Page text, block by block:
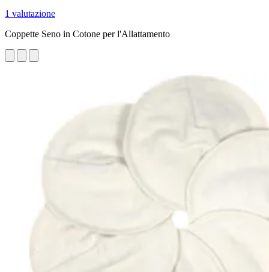
1 valutazione
Coppette Seno in Cotone per l'Allattamento